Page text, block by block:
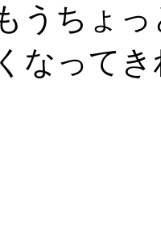
うちょっ
なって